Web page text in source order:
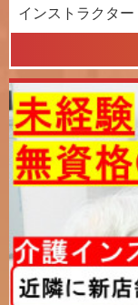
インストラクタ